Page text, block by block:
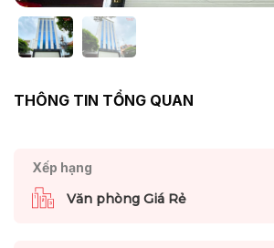
THÔNG TIN TỔNG QUAN
Xếp hạng
Văn phòng Giá Rẻ